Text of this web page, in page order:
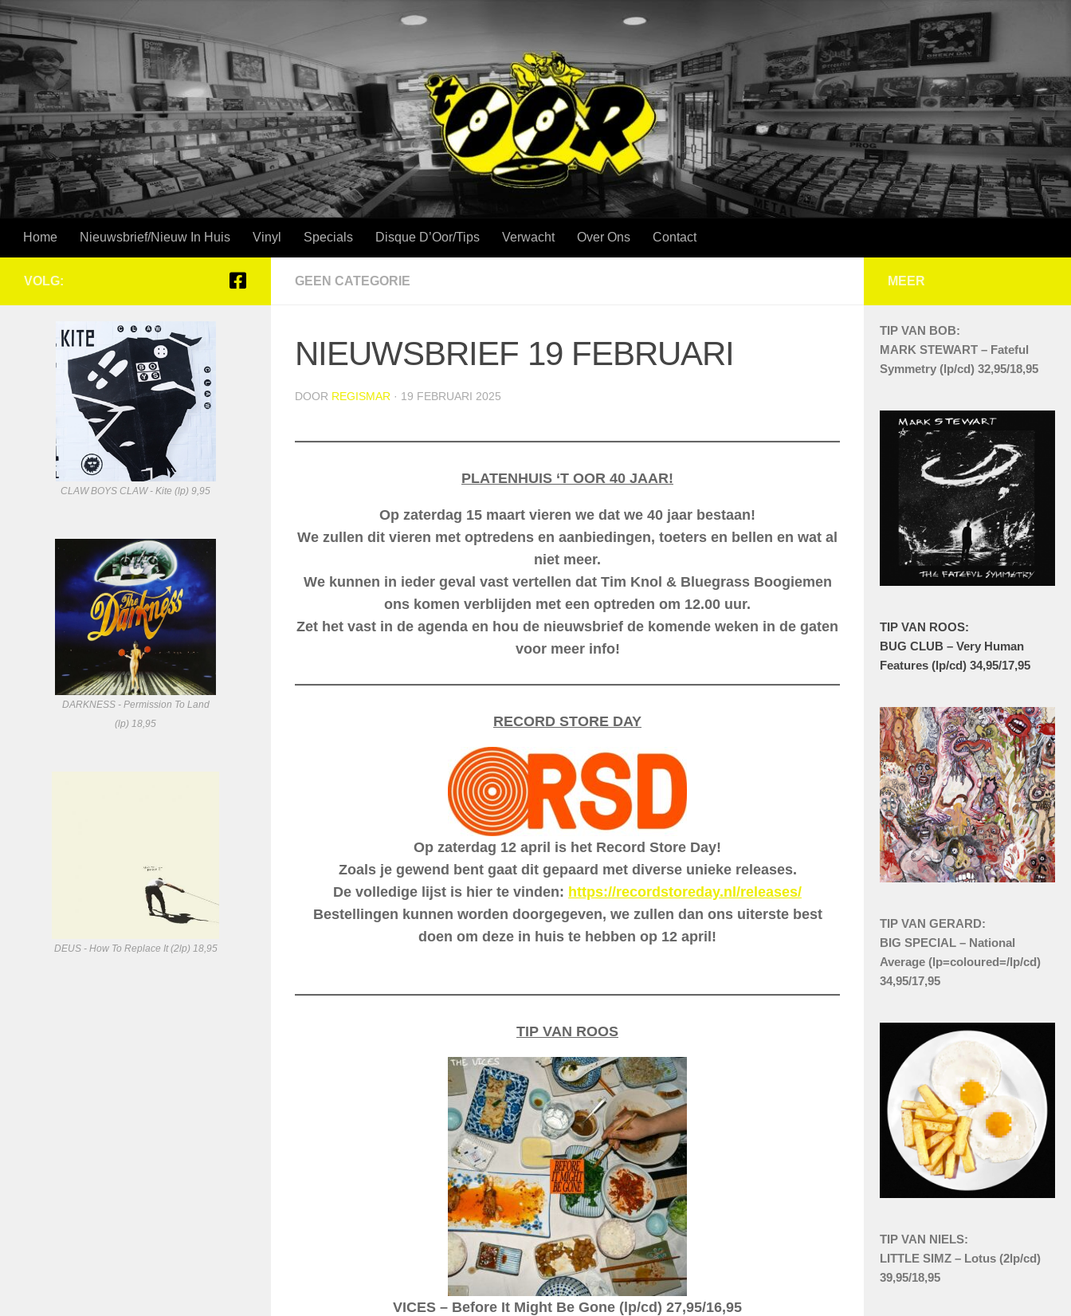
Doorgaan naar inhoud
Home Nieuwsbrief/Nieuw In Huis Vinyl Specials Disque D’Oor/Tips Verwacht Over Ons Contact
GEEN CATEGORIE
NIEUWSBRIEF 19 FEBRUARI
DOOR REGISMAR · 19 FEBRUARI 2025
PLATENHUIS ‘T OOR 40 JAAR!
Op zaterdag 15 maart vieren we dat we 40 jaar bestaan!
We zullen dit vieren met optredens en aanbiedingen, toeters en bellen en wat al
niet meer.
We kunnen in ieder geval vast vertellen dat Tim Knol & Bluegrass Boogiemen
ons komen verblijden met een optreden om 12.00 uur.
Zet het vast in de agenda en hou de nieuwsbrief de komende weken in de gaten
voor meer info!
RECORD STORE DAY
Op zaterdag 12 april is het Record Store Day!
Zoals je gewend bent gaat dit gepaard met diverse unieke releases.
De volledige lijst is hier te vinden: https://recordstoreday.nl/releases/
Bestellingen kunnen worden doorgegeven, we zullen dan ons uiterste best
doen om deze in huis te hebben op 12 april!
TIP VAN ROOS
VICES – Before It Might Be Gone (lp/cd) 27,95/16,95
VOLG:
CLAW BOYS CLAW - Kite (lp) 9,95
DARKNESS - Permission To Land
(lp) 18,95
DEUS - How To Replace It (2lp) 18,95
MEER
TIP VAN BOB:
MARK STEWART – Fateful
Symmetry (lp/cd) 32,95/18,95
TIP VAN ROOS:
BUG CLUB – Very Human
Features (lp/cd) 34,95/17,95
TIP VAN GERARD:
BIG SPECIAL – National
Average (lp=coloured=/lp/cd)
34,95/17,95
TIP VAN NIELS:
LITTLE SIMZ – Lotus (2lp/cd)
39,95/18,95